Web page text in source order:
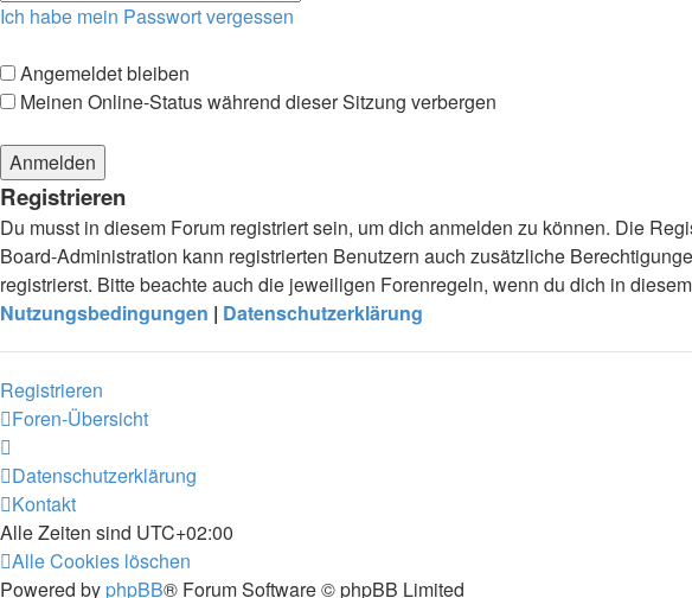
Ich habe mein Passwort vergessen
Angemeldet bleiben
Meinen Online-Status während dieser Sitzung verbergen
Registrieren
Du musst in diesem Forum registriert sein, um dich anmelden zu können. Die
Board-Administration kann registrierten Benutzern auch zusätzliche
registrierst. Bitte beachte auch die jeweiligen Forenregeln, wenn du dich in
Nutzungsbedingungen | Datenschutzerklärung
Registrieren
Foren-Übersicht
Datenschutzerklärung
Kontakt
Alle Zeiten sind UTC+02:00
Alle Cookies löschen
Powered by phpBB® Forum Software © phpBB Limited